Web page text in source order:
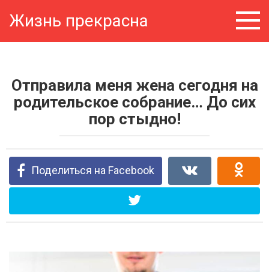
Жизнь прекрасна
Отправила меня жена сегодня на
родительское собрание… До сих
пор стыдно!
Поделиться на Facebook